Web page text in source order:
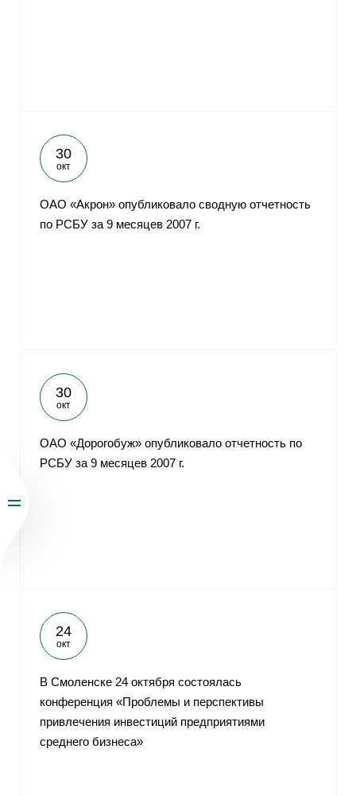
30
окт
ОАО «Акрон» опубликовало сводную отчетность
по РСБУ за 9 месяцев 2007 г.
30
окт
ОАО «Дорогобуж» опубликовало отчетность по
РСБУ за 9 месяцев 2007 г.
24
окт
В Смоленске 24 октября состоялась
конференция «Проблемы и перспективы
привлечения инвестиций предприятиями
среднего бизнеса»